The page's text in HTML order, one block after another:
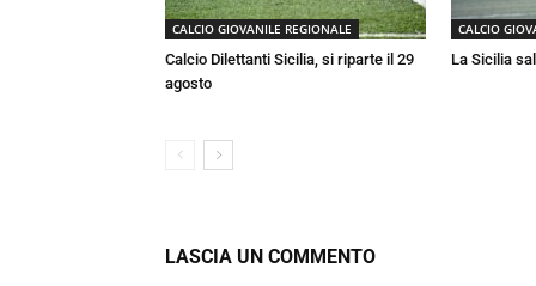
CALCIO GIOVANILE REGIONALE
Calcio Dilettanti Sicilia, si riparte il 29
agosto
CALCIO
La Sicilia
LASCIA UN COMMENTO